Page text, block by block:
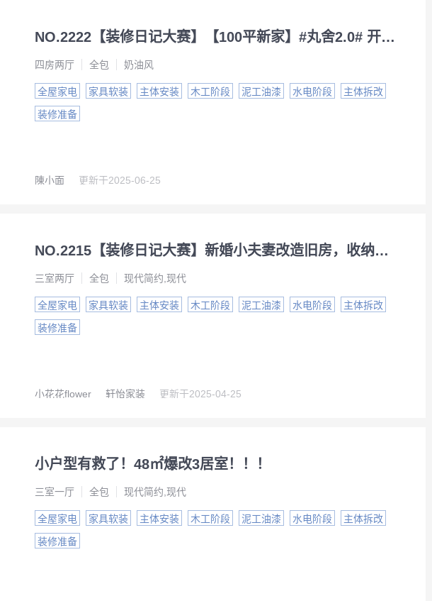
NO.2222【装修日记大赛】【100平新家】#丸舍2.0# 开启第二次家装之旅
四房两厅 全包 奶油风
全屋家电 家具软装 主体安装 木工阶段 泥工油漆 水电阶段
主体拆改
装修准备
陳小面 更新于2025-06-25
NO.2215【装修日记大赛】新婚小夫妻改造旧房，收纳功能翻了两倍！
三室两厅 全包 现代简约,现代
全屋家电 家具软装 主体安装 木工阶段 泥工油漆 水电阶段
主体拆改
装修准备
小花花flower 轩怡家装 更新于2025-04-25
小户型有救了！48㎡爆改3居室！！！
三室一厅 全包 现代简约,现代
全屋家电 家具软装 主体安装 木工阶段 泥工油漆 水电阶段
主体拆改
装修准备